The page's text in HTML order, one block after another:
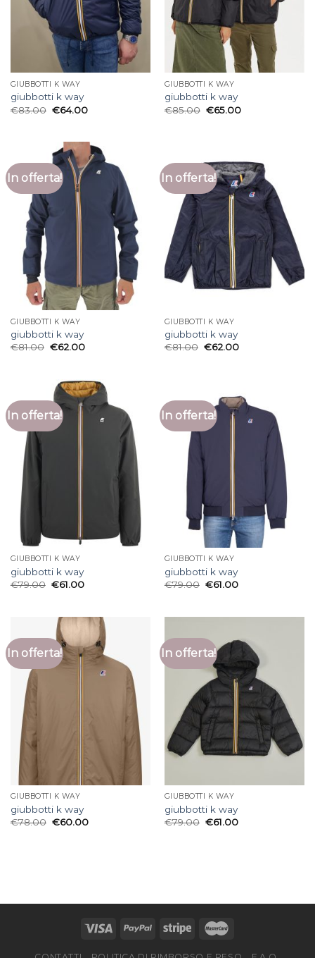
GIUBBOTTI K WAY
giubbotti k way
€83.00 €64.00
GIUBBOTTI K WAY
giubbotti k way
€85.00 €65.00
In offerta!
GIUBBOTTI K WAY
giubbotti k way
€81.00 €62.00
In offerta!
GIUBBOTTI K WAY
giubbotti k way
€81.00 €62.00
In offerta!
GIUBBOTTI K WAY
giubbotti k way
€79.00 €61.00
In offerta!
GIUBBOTTI K WAY
giubbotti k way
€79.00 €61.00
In offerta!
GIUBBOTTI K WAY
giubbotti k way
€78.00 €60.00
In offerta!
GIUBBOTTI K WAY
giubbotti k way
€79.00 €61.00